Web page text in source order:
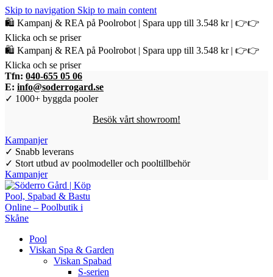
Skip to navigation Skip to main content
🛍️ Kampanj & REA på Poolrobot | Spara upp till 3.548 kr | 👉👉
Klicka och se priser
🛍️ Kampanj & REA på Poolrobot | Spara upp till 3.548 kr | 👉👉
Klicka och se priser
Tfn: 040-655 05 06
E: info@soderrogard.se
✓ 1000+ byggda pooler
Besök vårt showroom!
Kampanjer
✓ Snabb leverans
✓ Stort utbud av poolmodeller och pooltillbehör
Kampanjer
Pool
Viskan Spa & Garden
Viskan Spabad
S-serien